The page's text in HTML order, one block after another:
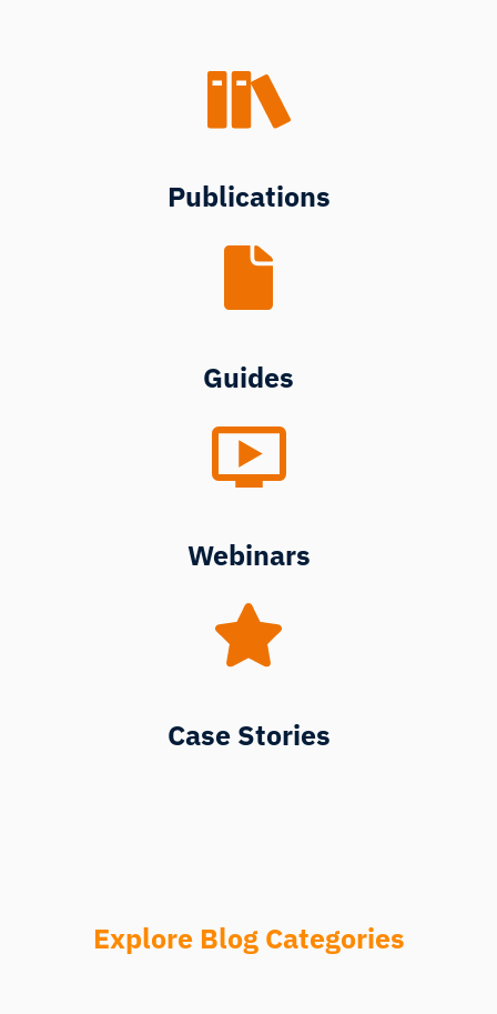
Publications
Guides
Webinars
Case Stories
Explore Blog Categories